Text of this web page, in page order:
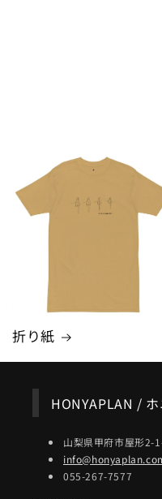
折り紙
HONYAPLAN /
山梨県甲府市屋形2-
055-267-7577